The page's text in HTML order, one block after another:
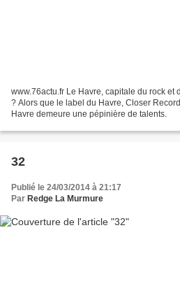
www.76actu.fr Le Havre, capitale du rock et
? Alors que le label du Havre, Closer
Havre demeure une pépinière de talents.
32
Publié le 24/03/2014 à 21:17
Par Redge La Murmure